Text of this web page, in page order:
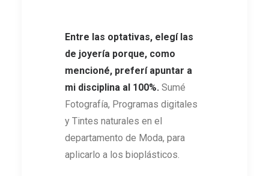
Entre las optativas, elegí las
de joyería porque, como
mencioné, preferí apuntar a
mi disciplina al 100%. Sumé
Fotografía, Programas digitales
y Tintes naturales en el
departamento de Moda, para
aplicarlo a los bioplásticos.